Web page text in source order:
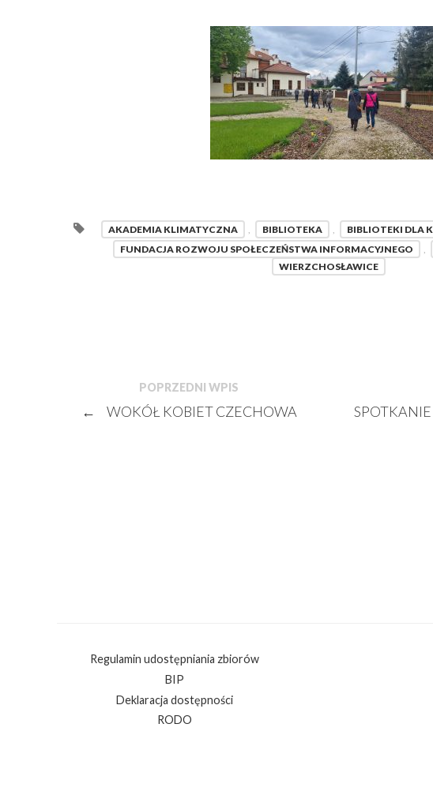
AKADEMIA KLIMATYCZNA , BIBLIOTEKA , BIBLIOTEKI DLA
FUNDACJA ROZWOJU SPOŁECZEŃSTWA INFORMACYJNEGO
,
WIERZCHOSŁAWICE
POPRZEDNI WPIS
← WOKÓŁ KOBIET CZECHOWA
Regulamin udostępniania zbiorów
BIP
Deklaracja dostępności
RODO